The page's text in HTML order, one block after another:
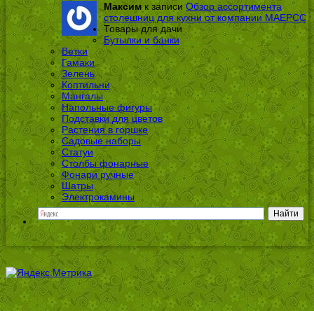
Максимк записи Обзор ассортимента
столешниц для кухни от компании МАЕРСС
Товары для дачи
Бутылки и банки
Ветки
Гамаки
Зелень
Коптильни
Мангалы
Напольные фигуры
Подставки для цветов
Растения в горшке
Садовые наборы
Статуи
Столбы фонарные
Фонари ручные
Шатры
Электрокамины